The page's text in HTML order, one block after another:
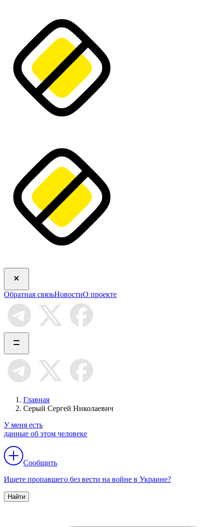
Обратная связьНовостиО проекте
Главная
Серый Сергей Николаевич
У меня есть
данные об этом человеке
Сообщить
Ищете пропавшего без вести на войне в Украине?
Найти